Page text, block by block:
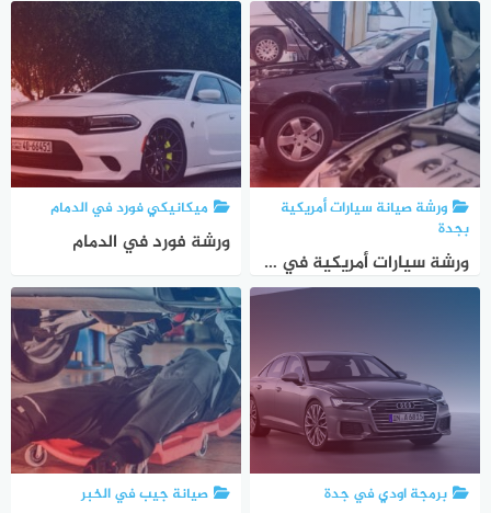
ورشة صيانة سيارات أمريكية
بجدة
ورشة سيارات أمريكية في جدة
ميكانيكي فورد في الدمام
ورشة فورد في الدمام
برمجة اودي في جدة صيانة جيب في الخبر